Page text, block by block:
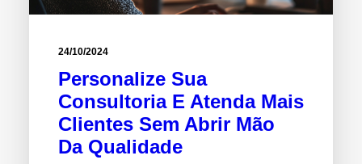
24/10/2024
Personalize Sua
Consultoria E Atenda Mais
Clientes Sem Abrir Mão
Da Qualidade